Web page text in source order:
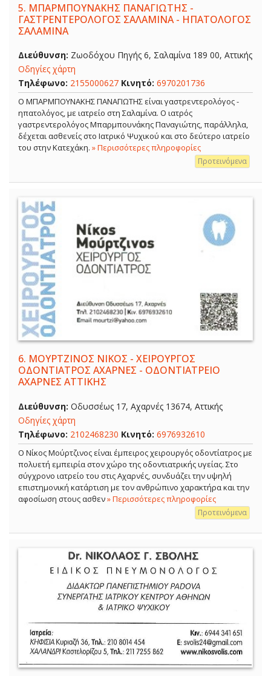
5. ΜΠΑΡΜΠΟΥΝΑΚΗΣ ΠΑΝΑΓΙΩΤΗΣ -
ΓΑΣΤΡΕΝΤΕΡΟΛΟΓΟΣ ΣΑΛΑΜΙΝΑ - ΗΠΑΤΟΛΟΓΟΣ
ΣΑΛΑΜΙΝΑ
Διεύθυνση: Ζωοδόχου Πηγής 6, Σαλαμίνα 189 00, Αττικής
Οδηγίες χάρτη
Τηλέφωνο: 2155000627 Κινητό: 6970201736
Ο ΜΠΑΡΜΠΟΥΝΑΚΗΣ ΠΑΝΑΓΙΩΤΗΣ είναι γαστρεντερολόγος -
ηπατολόγος, με ιατρείο στη Σαλαμίνα. Ο ιατρός
γαστρεντερολόγος Μπαρμπουνάκης Παναγιώτης, παράλληλα,
δέχεται ασθενείς στο Ιατρικό Ψυχικού και στο δεύτερο ιατρείο
του στην Κατεχάκη. » Περισσότερες πληροφορίες
Προτεινόμενα
6. ΜΟΥΡΤΖΙΝΟΣ ΝΙΚΟΣ - ΧΕΙΡΟΥΡΓΟΣ
ΟΔΟΝΤΙΑΤΡΟΣ ΑΧΑΡΝΕΣ - ΟΔΟΝΤΙΑΤΡΕΙΟ
ΑΧΑΡΝΕΣ ΑΤΤΙΚΗΣ
Διεύθυνση: Οδυσσέως 17, Αχαρνές 13674, Αττικής
Οδηγίες χάρτη
Τηλέφωνο: 2102468230 Κινητό: 6976932610
Ο Νίκος Μούρτζινος είναι έμπειρος χειρουργός οδοντίατρος με
πολυετή εμπειρία στον χώρο της οδοντιατρικής υγείας. Στο
σύγχρονο ιατρείο του στις Αχαρνές, συνδυάζει την υψηλή
επιστημονική κατάρτιση με τον ανθρώπινο χαρακτήρα και την
αφοσίωση στους ασθεν» Περισσότερες πληροφορίες
Προτεινόμενα